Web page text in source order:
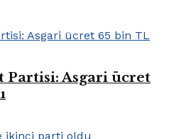
Partisi: Asgari ücret